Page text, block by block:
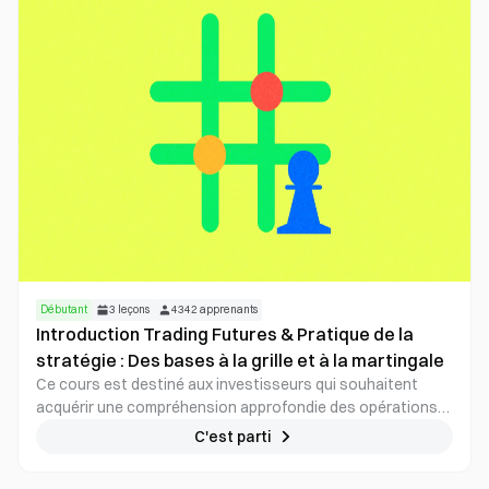
spot, sans avoir à emprunter des actifs, à déposer une
ETF se caractérisent par un niveau de risque et une
volatilité élevés, ce qui les rend plus adaptés aux
utilisateurs capables d’évaluer précisément les tendances
du marché à court terme.
Débutant 3 leçons 4342 apprenants
Introduction Trading Futures & Pratique de la
stratégie : Des bases à la grille et à la martingale
Ce cours est destiné aux investisseurs qui souhaitent
acquérir une compréhension approfondie des opérations
sur contrats à terme tout en maîtrisant des stratégies
C'est parti